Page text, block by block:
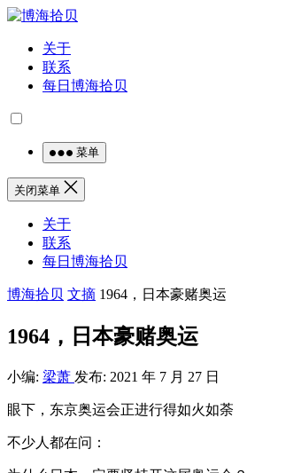
关于
联系
每日博海拾贝
菜单
关闭菜单
关于
联系
每日博海拾贝
博海拾贝 文摘 1964，日本豪赌奥运
1964，日本豪赌奥运
小编: 梁萧 发布: 2021 年 7 月 27 日
眼下，东京奥运会正进行得如火如荼
不少人都在问：